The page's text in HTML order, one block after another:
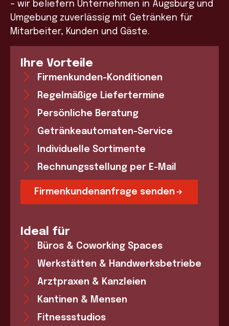
– wir beliefern Unternehmen in Augsburg und
Umgebung zuverlässig mit Getränken für
Mitarbeiter, Kunden und Gäste.
Ihre Vorteile
Firmenkunden-Konditionen
Regelmäßige Liefertermine
Persönliche Beratung
Getränkeautomaten-Service
Individuelle Sortimente
Rechnungsstellung per E-Mail
Firmenkundenanfrage senden
Ideal für
Büros & Coworking Spaces
Werkstätten & Handwerksbetriebe
Arztpraxen & Kanzleien
Kantinen & Mensen
Fitnessstudios